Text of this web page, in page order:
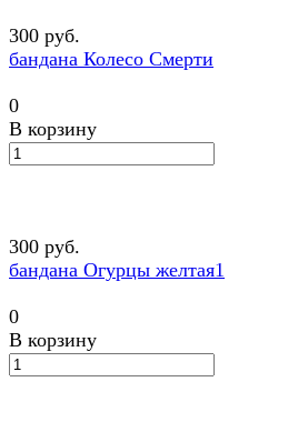
300 руб.
бандана Колесо Смерти
0
В корзину
300 руб.
бандана Огурцы желтая1
0
В корзину